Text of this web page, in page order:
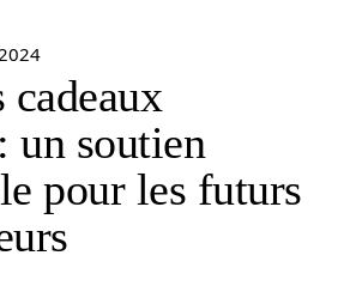
cadeaux
soutien
pour les futurs